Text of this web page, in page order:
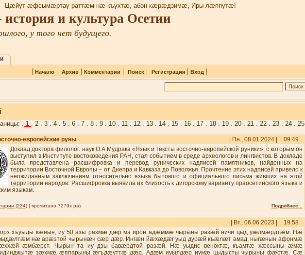
Цæйут æфсымæртау раттæм нæ къухтæ, абон кæрæдзимæ, Иры лæппутæ!
и культура Осетии
у того нет будущего.
| Начало| Архив| Комментарии | Поиск| Регистрация| Вход |
. 1 . 2 . 3 . 4 . 5 . 6 . 7 . 8 . 9 . 10 . 11 . 12 . 13 . 14 . 15 . 16 . 17 . 18 . 19 . 20 . 21 . 22 . 23 . 24 . 25
европейские руны | Пн., 08.01.2024 |
09:49
Доклад доктора филолог. наук О.А.Мудрака «Язык и тексты восточно-европейской руники», с которым он
выступил в Институте востоковедения РАН, стал событием в среде археологов и лингвистов. В докладе
была представлена расшифровка и перевод рунических надписей памятников, найденных на
территории Восточной Европы – от Днепра и Кавказа до Поволжья. Прочтение этих надписей привело к
неожиданным заключениям относительно языка бытового и официального письма живших на этой
территории народов. Расшифровка выявила их близость к дигорскому варианту праосетинского языка и
языкам.
(234) | прочитано 7279x раз Подробнее...
| Вт., 06.06.2023 |
19:58
хъуыды кæнын, иу 50 азы размæ дæр ма ирон адæммæ чырыны разæй ничи цыд уæлмæрдтæм. Нæ
нæ арæзтой чырынæн сæр дæр. Ингæн йæхæдæг уыд дурæй къæлæт амад, ныгæнын афонмæ
æмбæрст. Чырын та иу дзы бавæрдтой разæй. Нæ уыдис веноктæ, къамтæ хæссыны æмæ
зæхмæ æппарыны æгъдæуттæ дæр. Адæм иуылдæр иумæ цыдысты чырыны фæстæ. Сæ